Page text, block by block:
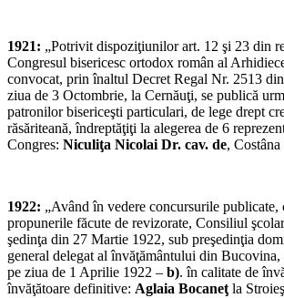
1921: „Potrivit dispoziţiunilor art. 12 şi 23 din
Congresul bisericesc orto­dox român al
convocat, prin înaltul Decret Regal Nr. 2513
ziua de 3 Octombrie, la Cernăuţi, se publică
patronilor bisericeşti particulari, de lege drept
răsăriteană, îndreptăţiţi la alegerea de 6
Congres: Niculiţa Nicolai Dr. cav. de,
1922: „Având în vedere concursurile publicate,
propunerile făcute de revizorate, Consiliul
şedinţa din 27 Martie 1922, sub preşedinţia
general delegat al învăţă­mântului din
pe ziua de 1 Aprilie 1922 – b). în calitate de
învăţătoare definitive: Aglaia Bocaneţ la